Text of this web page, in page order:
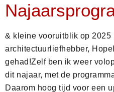
& kleine vooruitblik op 2025
architectuurliefhebber,
gehad!Zelf ben ik weer
dit najaar, met de
Daarom hoog tijd voor een